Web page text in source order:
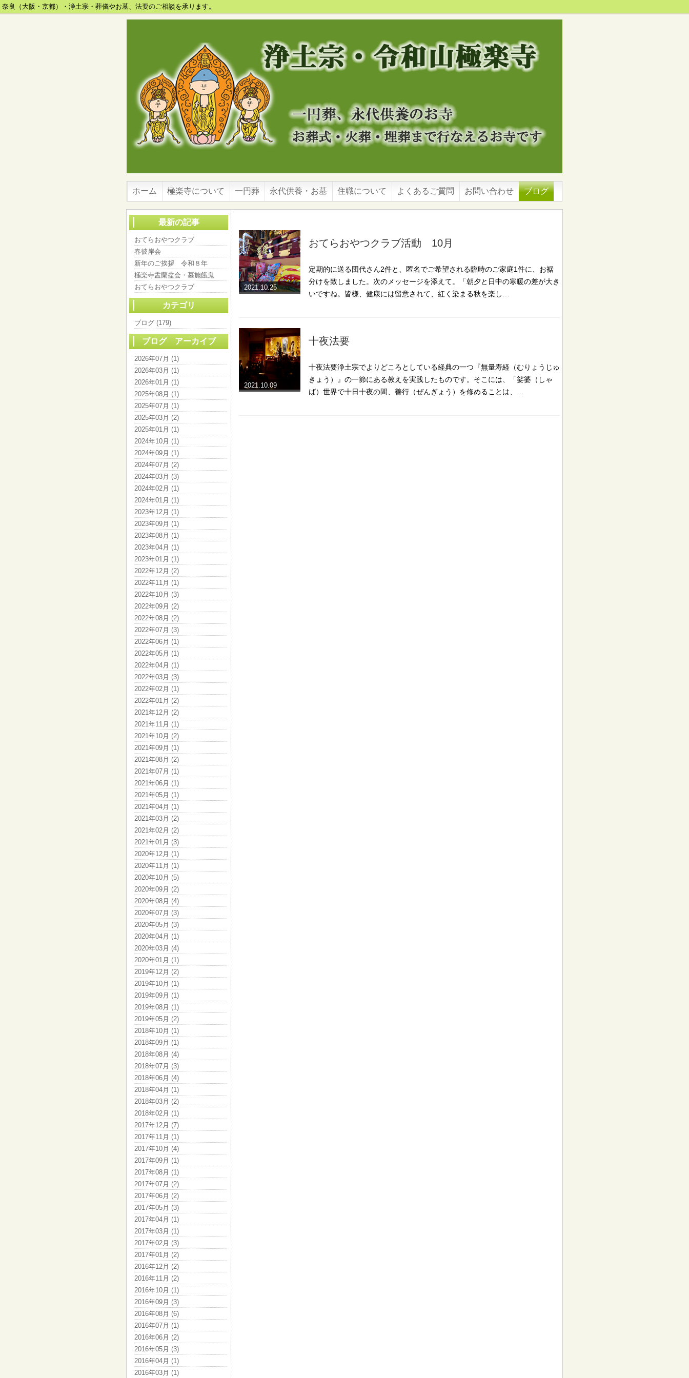
奈良（大阪・京都）・浄土宗・葬儀やお墓、法要のご相談を承ります。
ホーム 極楽寺について 一円葬 永代供養・お墓 住職について よくあるご質問 お問い合わせ ブログ
2021.10.25
おてらおやつクラブ活動 10月
定期的に送る団代さん2件と、匿名でご希望される臨時のご家庭1件に、お裾
分けを致しました。次のメッセージを添えて。「朝夕と日中の寒暖の差が大き
いですね。皆様、健康には留意されて、紅く染まる秋を楽し…
2021.10.09
十夜法要
十夜法要浄土宗でよりどころとしている経典の一つ『無量寿経（むりょうじゅ
きょう）』の一節にある教えを実践したものです。そこには、「娑婆（しゃ
ば）世界で十日十夜の間、善行（ぜんぎょう）を修めることは、…
最新の記事
おてらおやつクラブ
春彼岸会
新年のご挨拶 令和８年
極楽寺盂蘭盆会・墓施餓鬼
おてらおやつクラブ
カテゴリ
ブログ (179)
ブログ アーカイブ
2026年07月 (1)
2026年03月 (1)
2026年01月 (1)
2025年08月 (1)
2025年07月 (1)
2025年03月 (2)
2025年01月 (1)
2024年10月 (1)
2024年09月 (1)
2024年07月 (2)
2024年03月 (3)
2024年02月 (1)
2024年01月 (1)
2023年12月 (1)
2023年09月 (1)
2023年08月 (1)
2023年04月 (1)
2023年01月 (1)
2022年12月 (2)
2022年11月 (1)
2022年10月 (3)
2022年09月 (2)
2022年08月 (2)
2022年07月 (3)
2022年06月 (1)
2022年05月 (1)
2022年04月 (1)
2022年03月 (3)
2022年02月 (1)
2022年01月 (2)
2021年12月 (2)
2021年11月 (1)
2021年10月 (2)
2021年09月 (1)
2021年08月 (2)
2021年07月 (1)
2021年06月 (1)
2021年05月 (1)
2021年04月 (1)
2021年03月 (2)
2021年02月 (2)
2021年01月 (3)
2020年12月 (1)
2020年11月 (1)
2020年10月 (5)
2020年09月 (2)
2020年08月 (4)
2020年07月 (3)
2020年05月 (3)
2020年04月 (1)
2020年03月 (4)
2020年01月 (1)
2019年12月 (2)
2019年10月 (1)
2019年09月 (1)
2019年08月 (1)
2019年05月 (2)
2018年10月 (1)
2018年09月 (1)
2018年08月 (4)
2018年07月 (3)
2018年06月 (4)
2018年04月 (1)
2018年03月 (2)
2018年02月 (1)
2017年12月 (7)
2017年11月 (1)
2017年10月 (4)
2017年09月 (1)
2017年08月 (1)
2017年07月 (2)
2017年06月 (2)
2017年05月 (3)
2017年04月 (1)
2017年03月 (1)
2017年02月 (3)
2017年01月 (2)
2016年12月 (2)
2016年11月 (2)
2016年10月 (1)
2016年09月 (3)
2016年08月 (6)
2016年07月 (1)
2016年06月 (2)
2016年05月 (3)
2016年04月 (1)
2016年03月 (1)